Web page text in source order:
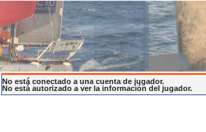
No está conectado a una cuenta de jugador.
No está autorizado a ver la información del jugador.